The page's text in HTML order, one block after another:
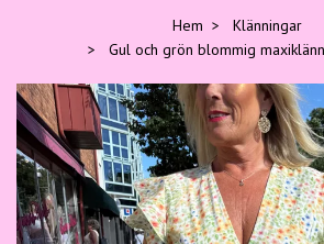
Hem
Klänningar
Gul och grön blommig